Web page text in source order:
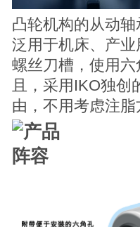
凸轮机构的从动
泛用于机床、产
螺丝刀槽，使用
且，采用IKO独
由，不用考虑注脂